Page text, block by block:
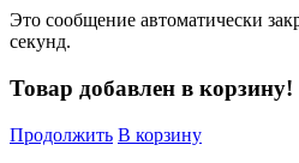
Это сообщение автоматически
секунд.
Товар добавлен в корзину!
Продолжить В корзину